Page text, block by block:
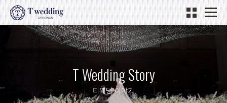
T Wedding Story
티웨딩 이야기